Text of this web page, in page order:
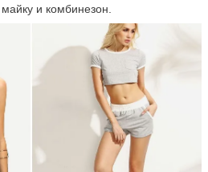
и комбинезон.